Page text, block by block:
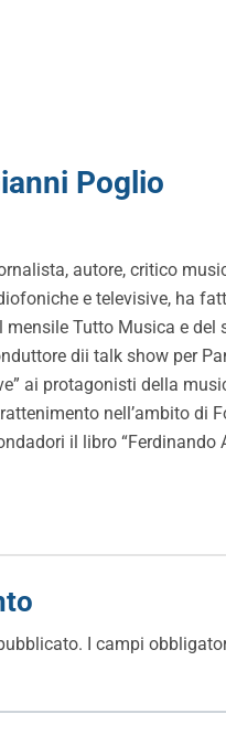
Poglio
autore, critico
e televisive, ha
mensile Tutto Musica e
dii talk show per
ai protagonisti della
nell’ambito di
il libro “Ferdinando
I campi